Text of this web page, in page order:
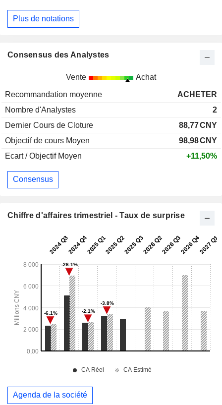
Plus de notations
Consensus des Analystes
Vente Achat
Recommandation moyenne
ACHETER
Nombre d'Analystes
2
Dernier Cours de Cloture
88,77CNY
Objectif de cours Moyen
98,98CNY
Ecart / Objectif Moyen
+11,50%
Consensus
Chiffre d'affaires trimestriel - Taux de surprise
Agenda de la société